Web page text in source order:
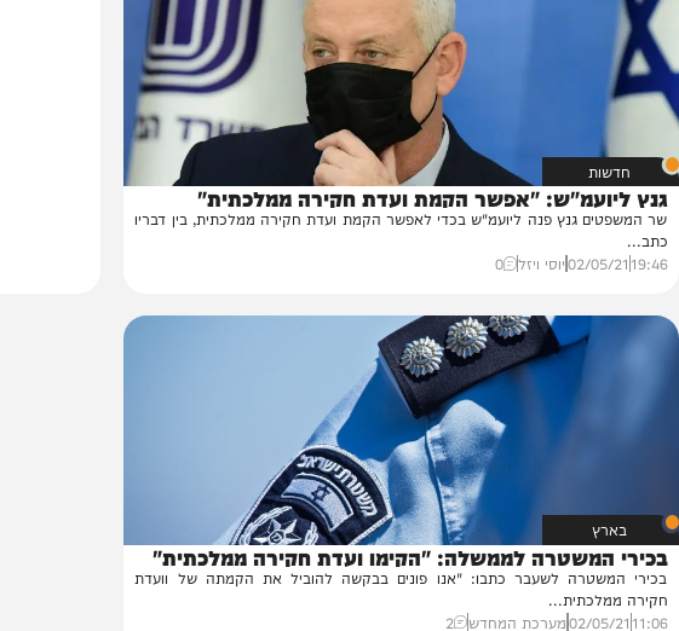
גנץ פנה ליועמ"ש בכדי לאפשר הקמת ועדת חקירה ממלכתית, בין דבריו